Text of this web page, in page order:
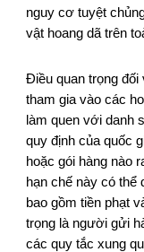
nguy cơ tuyệt
vật hoang dã trên
Điều quan trọng đối
tham gia vào các
làm quen với danh
quy định của quốc
hoặc gói hàng nào
hạn chế này có thể
bao gồm tiền phạt
trọng là người gửi
các quy tắc xung